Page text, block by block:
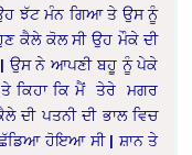
ਝੱਟ ਮੰਨ ਗਿਆ ਤੇ ਉਸ ਨੂੰ
ਕੈਲੇ ਕੋਲ ਸੀ ਉਹ ਮੌਕੇ ਦੀ
| ਉਸ ਨੇ ਆਪਣੀ ਬਹੂ ਨੂੰ ਪੇਕੇ
ਤੇ ਕਿਹਾ ਕਿ ਮੈਂ ਤੇਰੇ ਮਗਰ
ਪਤਨੀ ਦੀ ਭਾਲ ਵਿਚ
ਹੋਇਆ ਸੀ | ਸ਼ਾਨ ਤੇ